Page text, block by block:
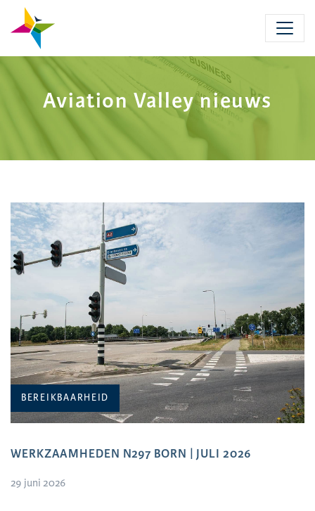
content
Aviation Valley nieuws
BEREIKBAARHEID
WERKZAAMHEDEN N297 BORN | JULI 2026
29 juni 2026